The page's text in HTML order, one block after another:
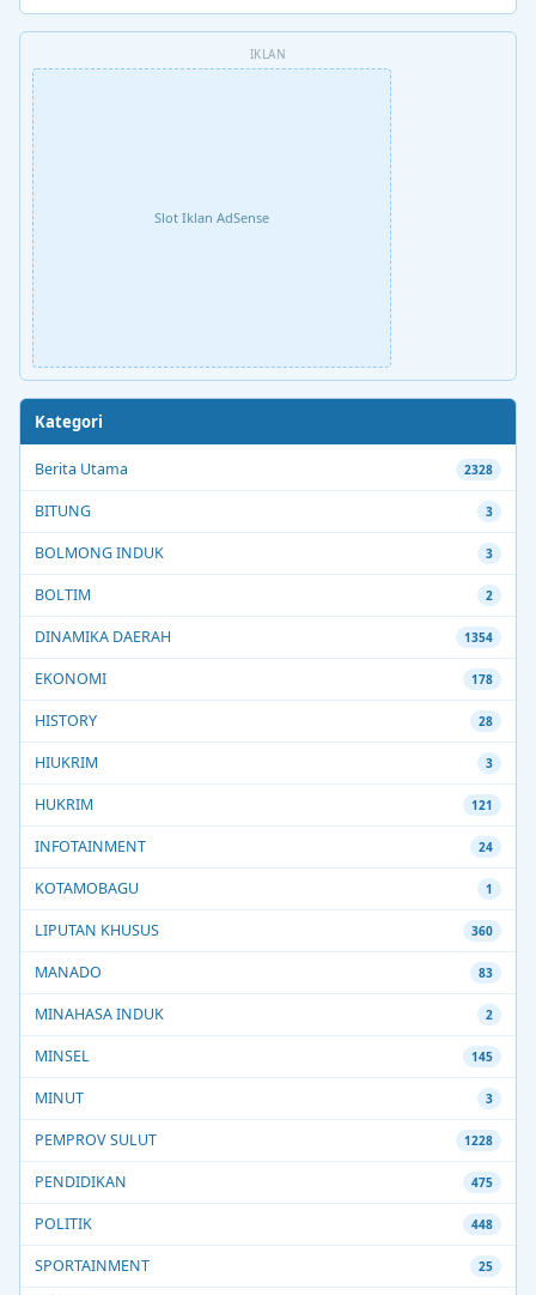
IKLAN
Slot Iklan AdSense
Kategori
Berita Utama 2328
BITUNG 3
BOLMONG INDUK 3
BOLTIM 2
DINAMIKA DAERAH 1354
EKONOMI 178
HISTORY 28
HIUKRIM 3
HUKRIM 121
INFOTAINMENT 24
KOTAMOBAGU 1
LIPUTAN KHUSUS 360
MANADO 83
MINAHASA INDUK 2
MINSEL 145
MINUT 3
PEMPROV SULUT 1228
PENDIDIKAN 475
POLITIK 448
SPORTAINMENT 25